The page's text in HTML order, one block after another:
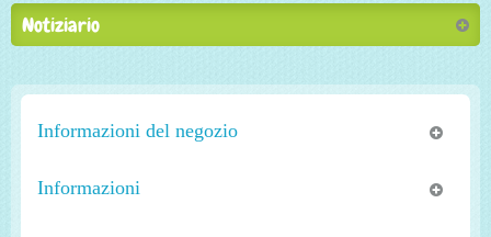
Notiziario
Informazioni del negozio
Informazioni